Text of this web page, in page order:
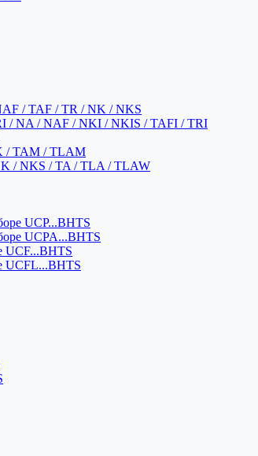
/ TAF / TR / NK / NKS
/ NA / NAF / NKI / NKIS / TAFI / TRI
/ TAM / TLAM
/ NKS / TA / TLA / TLAW
UCP...BHTS
UCPA...BHTS
UCF...BHTS
UCFL...BHTS